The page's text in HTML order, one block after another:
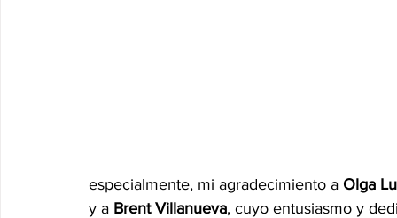
especialmente, mi agradecimiento a Olga
y a Brent Villanueva, cuyo entusiasmo y